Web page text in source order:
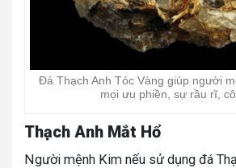
Đá Thạch Anh Tóc Vàng giúp người
mọi ưu phiền, sự rầu rĩ,
Thạch Anh Mắt Hổ
Người mệnh Kim nếu sử dụng đá